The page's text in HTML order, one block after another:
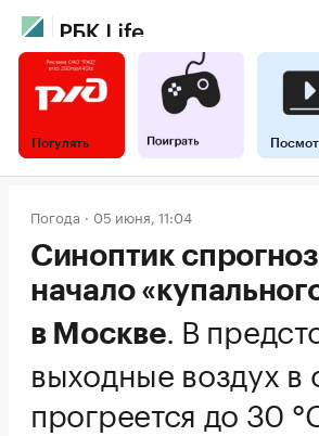
Погулять
Погода 05 июня, 11:04
Синоптик
начало
в Москве. В
выходные воздух в
прогреется до 30